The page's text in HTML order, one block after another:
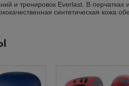
и тренировок Everlast. В
синтетическая кожа